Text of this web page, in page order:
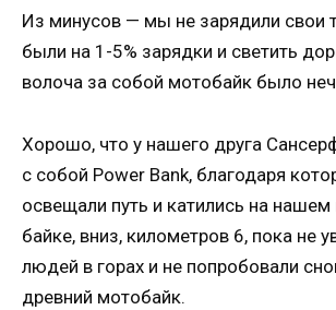
Из минусов — мы не зарядили свои
были на 1-5% зарядки и светить
волоча за собой мотобайк было
Хорошо, что у нашего друга
с собой Power Bank, благодаря
освещали путь и катились на
байке, вниз, километров 6, пока не
людей в горах и не попробовали
древний мотобайк.